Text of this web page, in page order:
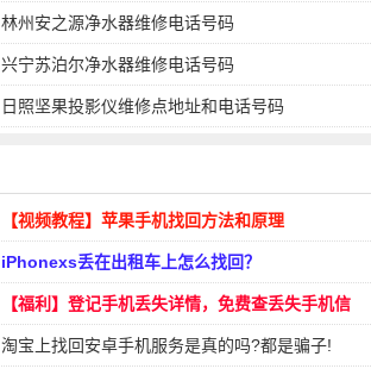
林州安之源净水器维修电话号码
兴宁苏泊尔净水器维修电话号码
日照坚果投影仪维修点地址和电话号码
【视频教程】苹果手机找回方法和原理
iPhonexs丢在出租车上怎么找回？
【福利】登记手机丢失详情，免费查丢失手机信
息！
淘宝上找回安卓手机服务是真的吗?都是骗子!